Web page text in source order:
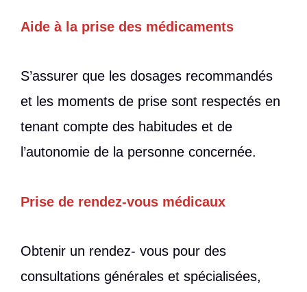
Aide à la prise des médicaments
S’assurer que les dosages recommandés
et les moments de prise sont respectés en
tenant compte des habitudes et de
l’autonomie de la personne concernée.
Prise de rendez-vous médicaux
Obtenir un rendez- vous pour des
consultations générales et spécialisées,